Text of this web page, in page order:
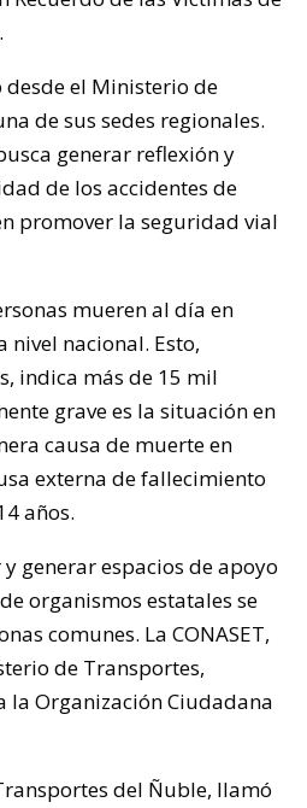
desde el Ministerio de
de sus sedes regionales.
generar reflexión y
de los accidentes de
promover la seguridad vial
mueren al día en
nivel nacional. Esto,
indica más de 15 mil
grave es la situación en
causa de muerte en
externa de fallecimiento
años.
generar espacios de apoyo
organismos estatales se
comunes. La CONASET,
de Transportes,
la Organización Ciudadana
del Ñuble, llamó